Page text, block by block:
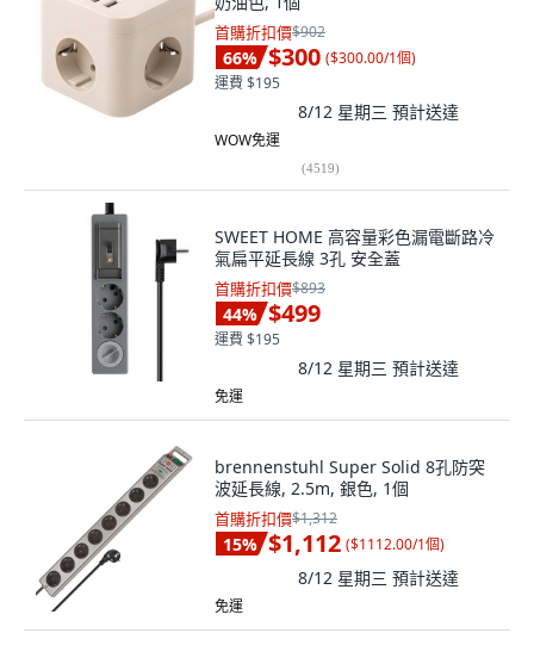
首購折扣價$902
66% $300 ($300.00/1個)
運費 $195
8/12 星期三 預計送達
WOW免運
(4519)
SWEET HOME 高容量彩色漏電斷路冷
氣扁平延長線 3孔 安全蓋
首購折扣價$893
44% $499
運費 $195
8/12 星期三 預計送達
免運
brennenstuhl Super Solid 8孔防突
波延長線, 2.5m, 銀色, 1個
首購折扣價$1,312
15% $1,112 ($1112.00/1個)
8/12 星期三 預計送達
免運